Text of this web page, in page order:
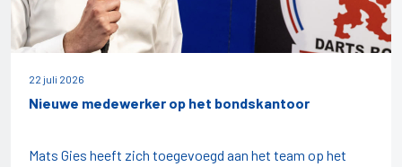
22 juli 2026
Nieuwe medewerker op het bondskantoor
Mats Gies heeft zich toegevoegd aan het team op het